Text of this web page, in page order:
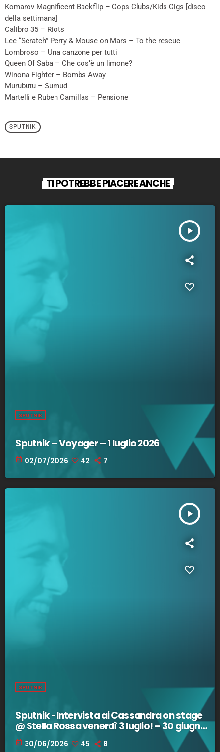
Komarov Magnificent Backflip – Cops Clubs/Kids Cigs [disco
della settimana]
Calibro 35 – Riots
Lee “Scratch” Perry & Mouse on Mars – To the rescue
Lombroso – Una canzone per tutti
Queen Of Saba – Che cos’è un limone?
Winona Fighter – Bombs Away
Murubutu – Sumud
Martelli e Ruben Camillas – Pensione
SPUTNIK
TI POTREBBE PIACERE ANCHE
play_arrow
SPUTNIK
Sputnik – Voyager – 1 luglio 2026
today 02/07/2026 42 7
play_arrow
SPUTNIK
Sputnik -Intervista ai Cassandra on stage
@ Stella Rossa venerdì 3 luglio! – 30 giugno
2026
today 30/06/2026 45 8